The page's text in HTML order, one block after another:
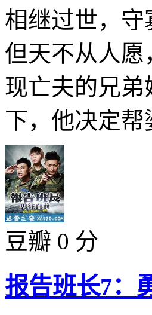
相继过世，
但天不从人
现亡夫的兄
下，他决定
豆瓣 0 分
报告班长7：